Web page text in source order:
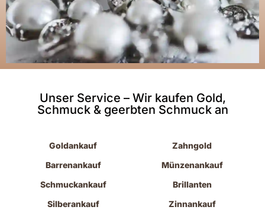
Unser Service – Wir kaufen Gold,
Schmuck & geerbten Schmuck an
Goldankauf
Zahngold
Barrenankauf
Münzenankauf
Schmuckankauf
Brillanten
Silberankauf
Zinnankauf